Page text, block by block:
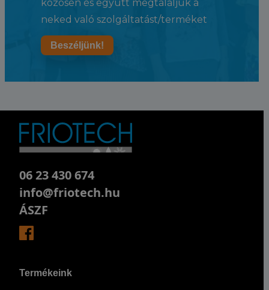
közösen és együtt megtaláljuk a
neked való szolgáltatást/terméket
Beszéljünk!
06 23 430 674
info@friotech.hu
ÁSZF
Termékeink